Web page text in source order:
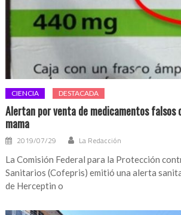
CIENCIA DESTACADA
Alertan por venta de medicamentos falsos
mama
2019/07/29 La Redacción
La Comisión Federal para la Protección
Sanitarios (Cofepris) emitió una alerta
de Herceptin o